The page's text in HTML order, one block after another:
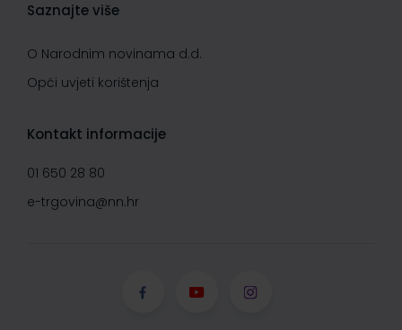
Saznajte više
O Narodnim novinama d.d.
Opći uvjeti korištenja
Kontakt informacije
01 650 28 80
e-trgovina@nn.hr